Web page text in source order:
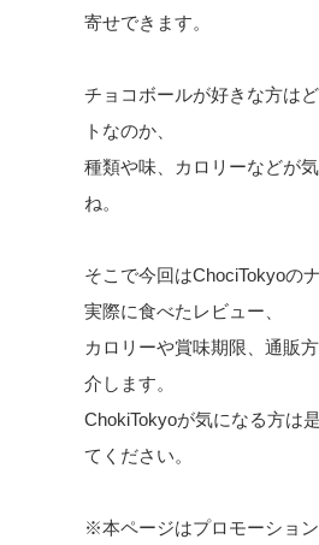
寄せできます。
チョコボールが好きな方は
トなのか、
種類や味、カロリーなどが
ね。
そこで今回はChociTokyoの
実際に食べたレビュー、
カロリーや賞味期限、通販
介します。
ChokiTokyoが気になる方は
てください。
※本ページはプロモーショ